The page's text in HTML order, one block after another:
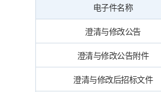
电子件名称
澄清与修改公告
澄清与修改公告附件
澄清与修改后招标文件